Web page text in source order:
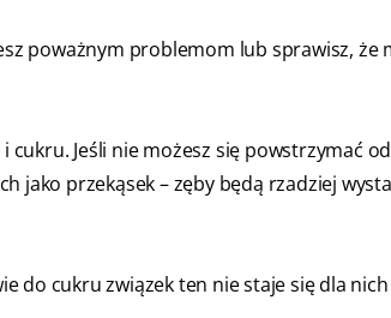
poważnym problemom lub sprawisz, że
Jeśli nie możesz się powstrzymać
jako przekąsek – zęby będą rzadziej
do cukru związek ten nie staje się dla